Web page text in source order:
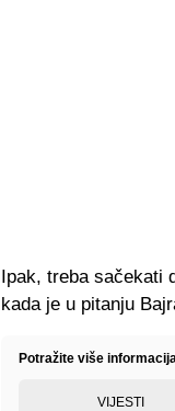
Ipak, treba sačekati
kada je u pitanju
Potražite više
VIJESTI